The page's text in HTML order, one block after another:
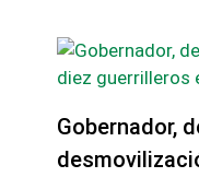
Gobernador,